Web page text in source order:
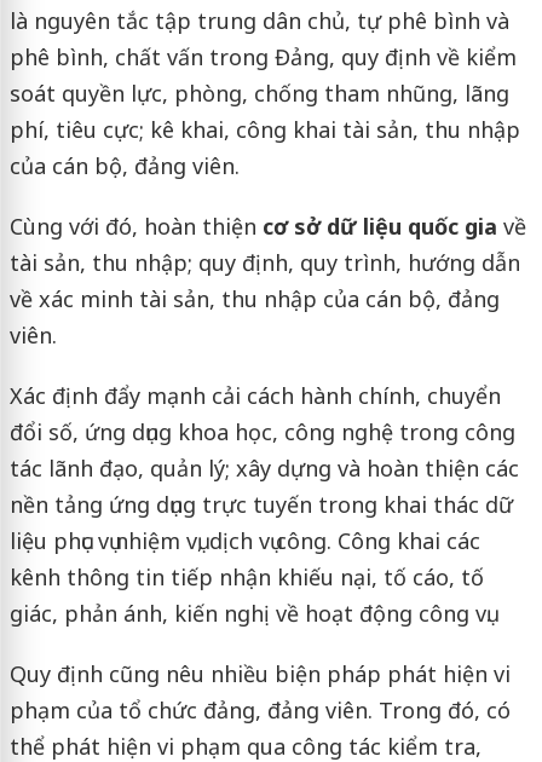
là nguyên tắc tập trung dân chủ, tự phê bình và
phê bình, chất vấn trong Đảng, quy định về kiểm
soát quyền lực, phòng, chống tham nhũng, lãng
phí, tiêu cực; kê khai, công khai tài sản, thu nhập
của cán bộ, đảng viên.
Cùng với đó, hoàn thiện cơ sở dữ liệu quốc gia về
tài sản, thu nhập; quy định, quy trình, hướng dẫn
về xác minh tài sản, thu nhập của cán bộ, đảng
viên.
Xác định đẩy mạnh cải cách hành chính, chuyển
đổi số, ứng dụng khoa học, công nghệ trong công
tác lãnh đạo, quản lý; xây dựng và hoàn thiện các
nền tảng ứng dụng trực tuyến trong khai thác dữ
liệu phục vụ nhiệm vụ, dịch vụ công. Công khai các
kênh thông tin tiếp nhận khiếu nại, tố cáo, tố
giác, phản ánh, kiến nghị về hoạt động công vụ.
Quy định cũng nêu nhiều biện pháp phát hiện vi
phạm của tổ chức đảng, đảng viên. Trong đó, có
thể phát hiện vi phạm qua công tác kiểm tra,